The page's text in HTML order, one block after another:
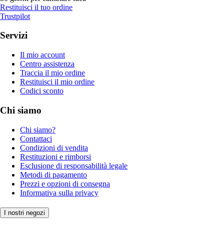
Restituisci il tuo ordine
Trustpilot
Servizi
Il mio account
Centro assistenza
Traccia il mio ordine
Restituisci il mio ordine
Codici sconto
Chi siamo
Chi siamo?
Contattaci
Condizioni di vendita
Restituzioni e rimborsi
Esclusione di responsabilità legale
Metodi di pagamento
Prezzi e opzioni di consegna
Informativa sulla privacy
I nostri negozi